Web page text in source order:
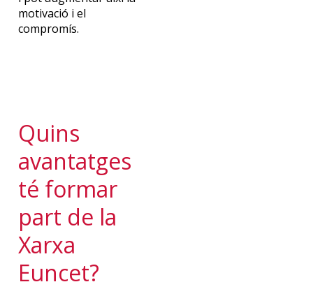
motivació i el
compromís.
Quins
avantatges
té formar
part de la
Xarxa
Euncet?